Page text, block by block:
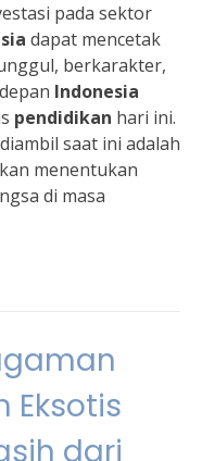
pada sektor
dapat mencetak
berkarakter,
Indonesia
pendidikan hari ini.
saat ini adalah
menentukan
di masa
Eksotis
dari